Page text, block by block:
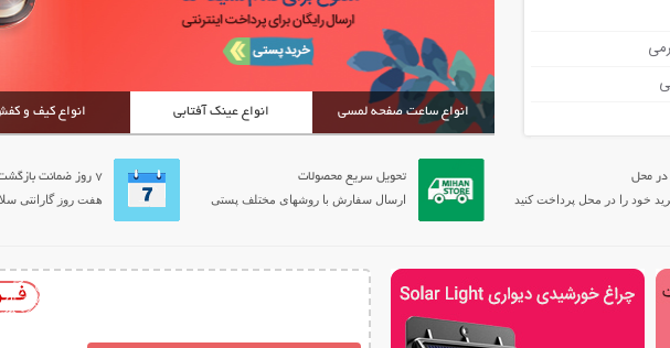
انواع ساعت صفحه لمسی انواع عینک آفتابی انواع کیف و
در محل
خود را در محل پرداخت کنید
تحویل سریع محصولات
ارسال سفارش با روشهای مختلف پستی
7 روز ضمانت بازگشت
هفت روز گارانتی